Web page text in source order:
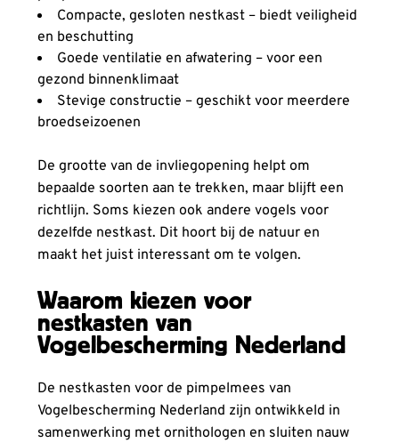
Compacte, gesloten nestkast – biedt veiligheid
en beschutting
Goede ventilatie en afwatering – voor een
gezond binnenklimaat
Stevige constructie – geschikt voor meerdere
broedseizoenen
De grootte van de invliegopening helpt om
bepaalde soorten aan te trekken, maar blijft een
richtlijn. Soms kiezen ook andere vogels voor
dezelfde nestkast. Dit hoort bij de natuur en
maakt het juist interessant om te volgen.
Waarom kiezen voor
nestkasten van
Vogelbescherming Nederland
De nestkasten voor de pimpelmees van
Vogelbescherming Nederland zijn ontwikkeld in
samenwerking met ornithologen en sluiten nauw